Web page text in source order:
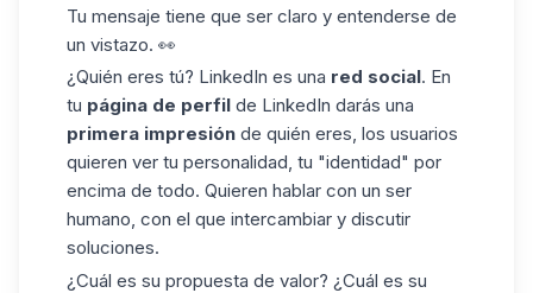
Tu mensaje tiene que ser claro y entenderse de
un vistazo. 👀
¿Quién eres tú? LinkedIn es una red social. En
tu página de perfil de LinkedIn darás una
primera impresión de quién eres, los usuarios
quieren ver tu personalidad, tu "identidad" por
encima de todo. Quieren hablar con un ser
humano, con el que intercambiar y discutir
soluciones.
¿Cuál es su propuesta de valor? ¿Cuál es su